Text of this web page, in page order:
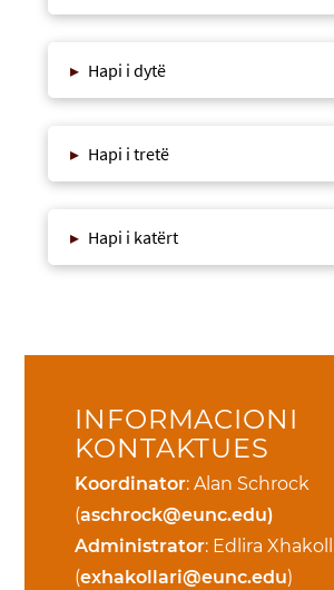
▸ Hapi i dytë
▸ Hapi i tretë
▸ Hapi i katërt
INFORMACIONI
KONTAKTUES
Koordinator: Alan Schrock
(aschrock@eunc.edu)
Administrator: Edlira
(exhakollari@eunc.edu)